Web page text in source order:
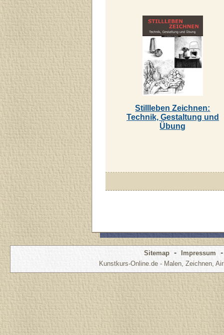
Stillleben Zeichnen:
Technik, Gestaltung und
Übung
Sitemap - Impressum
Kunstkurs-Online.de - Malen, Zeichnen,